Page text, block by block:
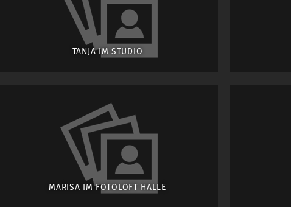
TANJA IM STUDIO
MARISA IM FOTOLOFT HALLE